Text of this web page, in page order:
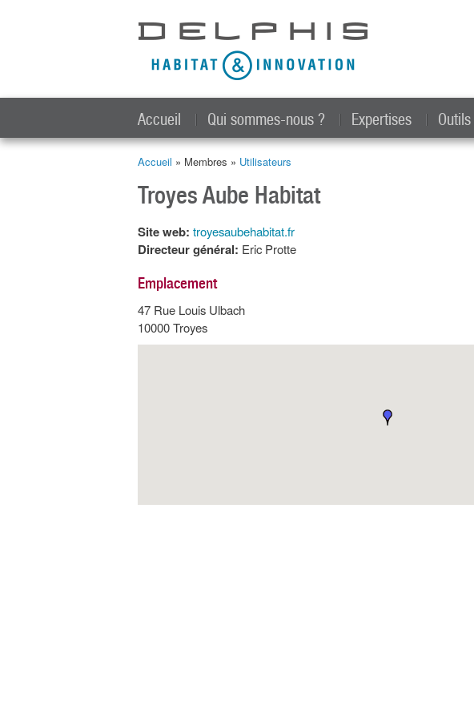
Accueil Qui sommes-nous ? Expertises Outils
Accueil » Membres » Utilisateurs
Troyes Aube Habitat
Site web: troyesaubehabitat.fr
Directeur général: Eric Protte
Emplacement
47 Rue Louis Ulbach
10000Troyes